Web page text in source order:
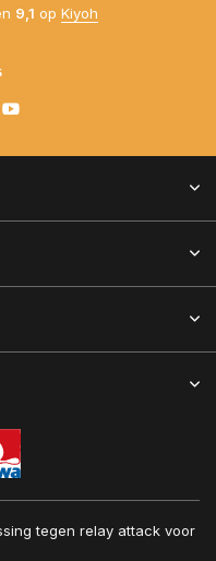
9,1 op Kiyoh
tegen relay attack voor